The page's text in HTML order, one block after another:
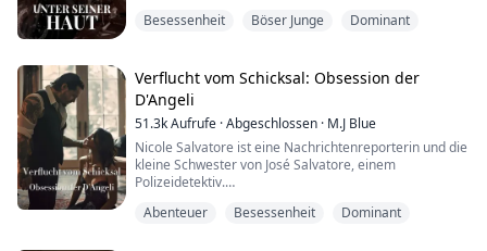
durchnässt, und ich weiß, dass es nichts mit ihrer
ihm nachgeben.
Jaxon, seit seinem dritten Lebensjahr von den B...
Besessenheit Böser Junge Dominant
Verflucht vom Schicksal: Obsession der
D'Angeli
51.3kAufrufe ·Abgeschlossen · M.J Blue
Nicole Salvatore ist eine Nachrichtenreporterin und die
kleine Schwester von José Salvatore, einem
Polizeidetektiv.
Entgegen ihrem Wissen ist ihr Bruder ein Mafioso. In
Abenteuer Besessenheit Dominant